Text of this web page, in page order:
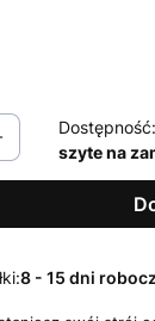
Dostępność:
szyte na
8 - 15 dni